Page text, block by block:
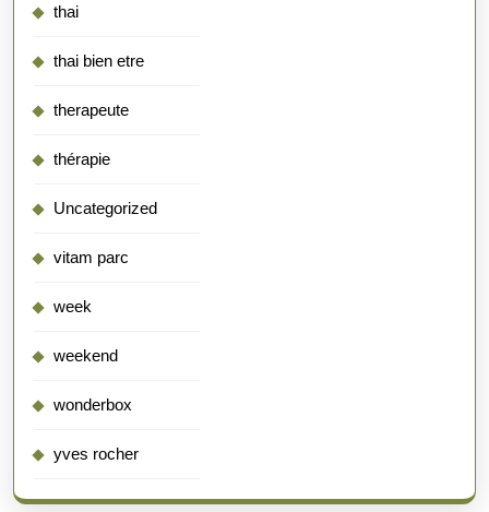
thai
thai bien etre
therapeute
thérapie
Uncategorized
vitam parc
week
weekend
wonderbox
yves rocher